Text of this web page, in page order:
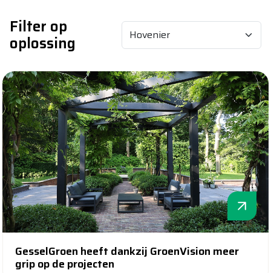
Filter op
oplossing
GesselGroen heeft dankzij GroenVision meer
grip op de projecten